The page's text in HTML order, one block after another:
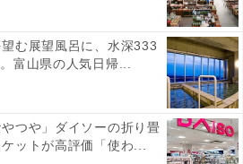
む展望風呂に、水深333
富山県の人気日帰...
やつや」ダイソーの折り畳
ットが高評価「使わ...